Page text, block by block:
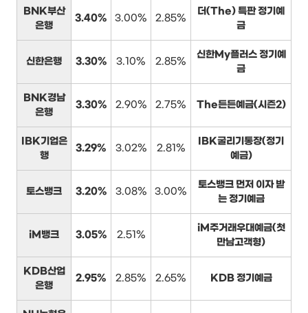
BNK부산
은행
3.40% 3.00% 2.85%
더(The) 특판 정기예
금
신한은행 3.30% 3.10% 2.85%
신한My플러스 정기예
금
BNK경남
은행
3.30% 2.90% 2.75% The든든예금(시즌2)
IBK기업은
행
3.29% 3.02% 2.81%
IBK굴리기통장(정기
예금)
토스뱅크 3.20% 3.08% 3.00%
토스뱅크 먼저 이자 받
는 정기예금
iM뱅크 3.05% 2.51%
iM주거래우대예금(첫
만남고객형)
KDB산업
은행
2.95% 2.85% 2.65% KDB 정기예금